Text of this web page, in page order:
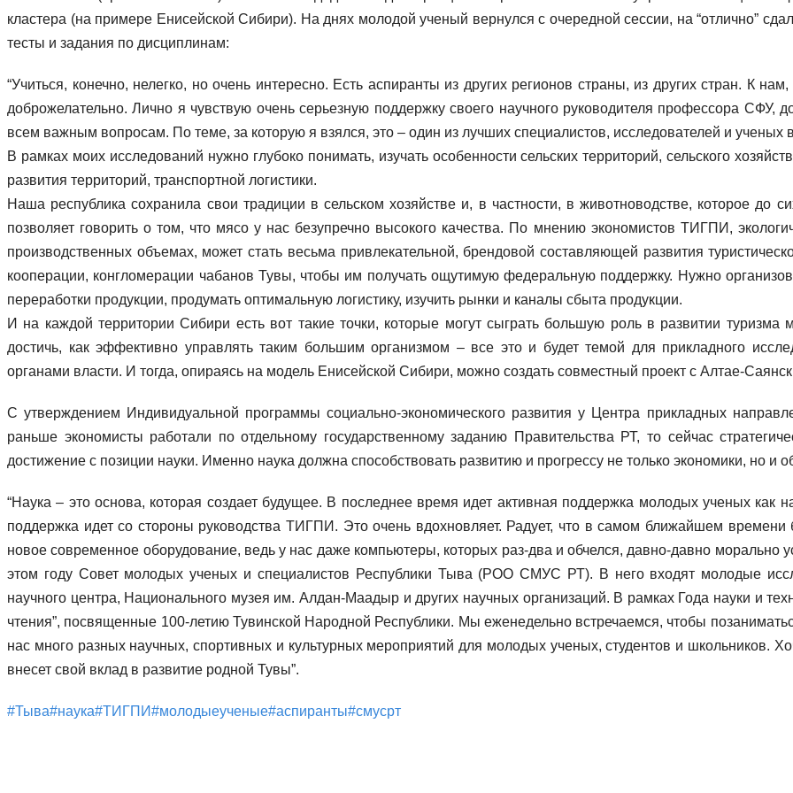
кластера (на примере Енисейской Сибири). На днях молодой ученый вернулся с очередной сессии, на “отлично”
тесты и задания по дисциплинам:
“Учиться, конечно, нелегко, но очень интересно. Есть аспиранты из других регионов страны, из других стран. К
доброжелательно. Лично я чувствую очень серьезную поддержку своего научного руководителя профессора
всем важным вопросам. По теме, за которую я взялся, это – один из лучших специалистов, исследователей и ученых
В рамках моих исследований нужно глубоко понимать, изучать особенности сельских территорий, сельского
развития территорий, транспортной логистики.
Наша республика сохранила свои традиции в сельском хозяйстве и, в частности, в животноводстве, которое до
позволяет говорить о том, что мясо у нас безупречно высокого качества. По мнению экономистов ТИГПИ,
производственных объемах, может стать весьма привлекательной, брендовой составляющей развития
кооперации, конгломерации чабанов Тувы, чтобы им получать ощутимую федеральную поддержку. Нужно
переработки продукции, продумать оптимальную логистику, изучить рынки и каналы сбыта продукции.
И на каждой территории Сибири есть вот такие точки, которые могут сыграть большую роль в развитии туризма
достичь, как эффективно управлять таким большим организмом – все это и будет темой для прикладного
органами власти. И тогда, опираясь на модель Енисейской Сибири, можно создать совместный проект с Алтае-
С утверждением Индивидуальной программы социально-экономического развития у Центра прикладных
раньше экономисты работали по отдельному государственному заданию Правительства РТ, то сейчас
достижение с позиции науки. Именно наука должна способствовать развитию и прогрессу не только экономики, но и
“Наука – это основа, которая создает будущее. В последнее время идет активная поддержка молодых ученых
поддержка идет со стороны руководства ТИГПИ. Это очень вдохновляет. Радует, что в самом ближайшем времени
новое современное оборудование, ведь у нас даже компьютеры, которых раз-два и обчелся, давно-давно
этом году Совет молодых ученых и специалистов Республики Тыва (РОО СМУС РТ). В него входят молодые
научного центра, Национального музея им. Алдан-Маадыр и других научных организаций. В рамках Года науки и
чтения”, посвященные 100-летию Тувинской Народной Республики. Мы еженедельно встречаемся, чтобы
нас много разных научных, спортивных и культурных мероприятий для молодых ученых, студентов и школьников.
внесет свой вклад в развитие родной Тувы”.
#Тыва#наука#ТИГПИ#молодыеученые#аспиранты#смусрт